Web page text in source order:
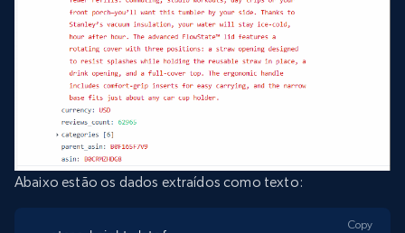
Abaixo estão os dados extraídos como texto:
Copy